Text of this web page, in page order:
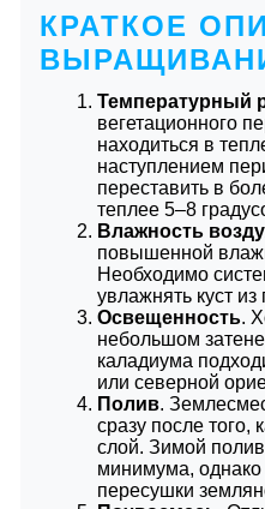
КРАТКОЕ
Температурный
вегетационного
находиться в
наступлением
переставить в
теплее 5–8
Влажность
повышенной
Необходимо
увлажнять куст из
Освещенность.
небольшом
каладиума
или северной
Полив.
сразу после того,
слой. Зимой
минимума, однако
пересушки